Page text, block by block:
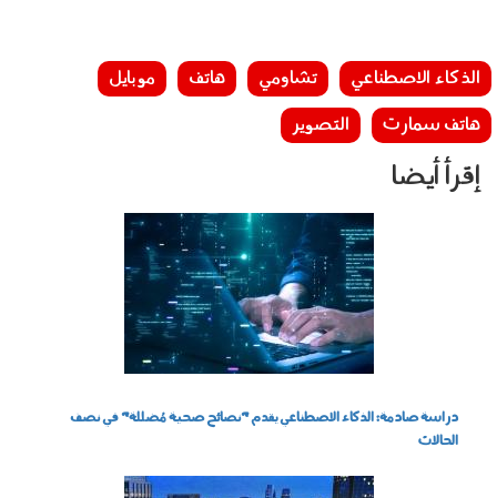
الذكاء الاصطناعي تشاومي هاتف
موبايل
هاتف سمارت
التصوير
إقرأ أيضا
دراسة صادمة: الذكاء الاصطناعي يقدم "نصائح صحية مُضللة" في نصف
الحالات